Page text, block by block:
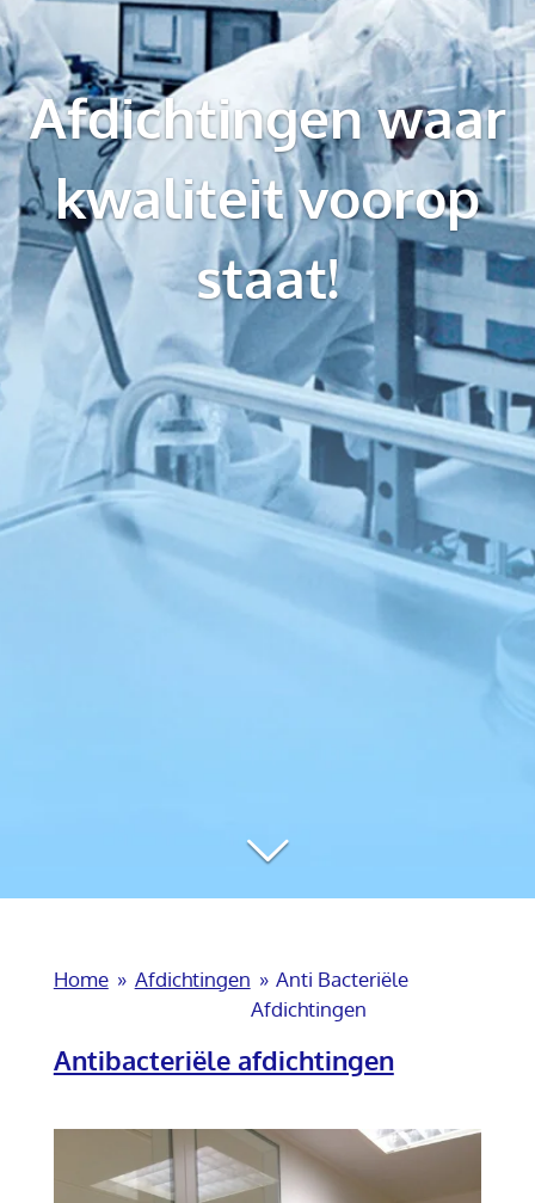
Afdichtingen waar
kwaliteit voorop
staat!
Home » Afdichtingen » Anti Bacteriële
Afdichtingen
Antibacteriële afdichtingen